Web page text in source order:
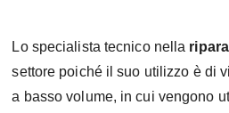
Lo specialista tecnico nella
settore poiché il suo utilizzo è di
a basso volume, in cui vengono